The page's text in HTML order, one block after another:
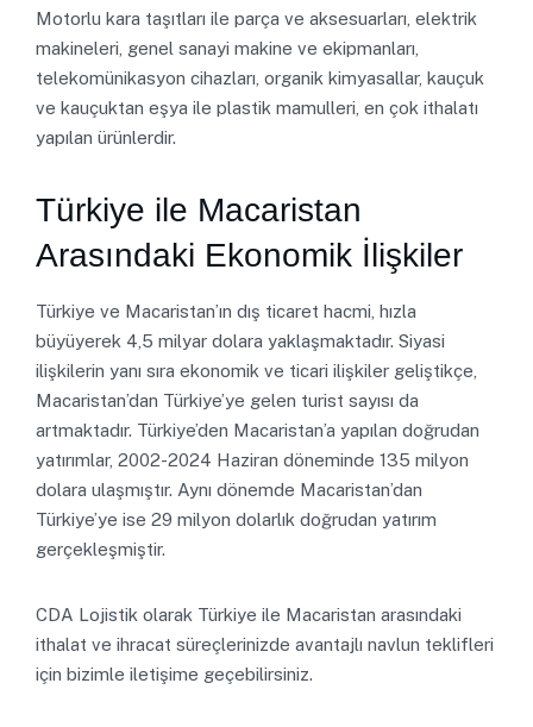
Motorlu kara taşıtları ile parça ve aksesuarları, elektrik
makineleri, genel sanayi makine ve ekipmanları,
telekomünikasyon cihazları, organik kimyasallar, kauçuk
ve kauçuktan eşya ile plastik mamulleri, en çok ithalatı
yapılan ürünlerdir.
Türkiye ile Macaristan
Arasındaki Ekonomik İlişkiler
Türkiye ve Macaristan’ın dış ticaret hacmi, hızla
büyüyerek 4,5 milyar dolara yaklaşmaktadır. Siyasi
ilişkilerin yanı sıra ekonomik ve ticari ilişkiler geliştikçe,
Macaristan’dan Türkiye’ye gelen turist sayısı da
artmaktadır. Türkiye’den Macaristan’a yapılan doğrudan
yatırımlar, 2002-2024 Haziran döneminde 135 milyon
dolara ulaşmıştır. Aynı dönemde Macaristan’dan
Türkiye’ye ise 29 milyon dolarlık doğrudan yatırım
gerçekleşmiştir.
CDA Lojistik olarak Türkiye ile Macaristan arasındaki
ithalat ve ihracat süreçlerinizde avantajlı navlun teklifleri
için bizimle iletişime geçebilirsiniz.